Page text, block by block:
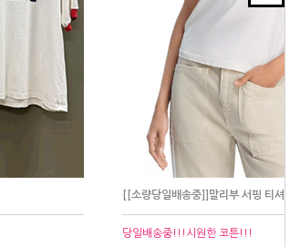
[[소량당일배송중]]말리부 서핑 티셔츠
당일배송중!!!시원한 코튼!!!